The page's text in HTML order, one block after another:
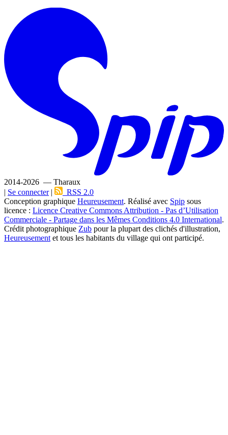
2014-2026 — Tharaux
| Se connecter|
RSS 2.0
Conception graphique Heureusement. Réalisé avec Spip sous
licence : Licence Creative Commons Attribution - Pas d’Utilisation
Commerciale - Partage dans les Mêmes Conditions 4.0 International.
Crédit photographique Zub pour la plupart des clichés d'illustration,
Heureusement et tous les habitants du village qui ont participé.